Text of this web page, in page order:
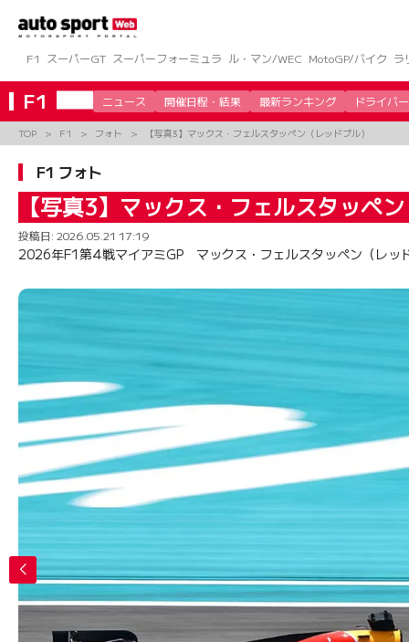
ツ
へ
ス
キ
ッ
F1 スーパーGT スーパーフォーミュラ ル・マン/WEC MotoGP/バイク ラ
F1 ニュース 開催日程・結果 最新ランキング ドライバー
TOP F1 フォト 【写真3】マックス・フェルスタッペン（レッドブル）
F1 フォト
【写真3】マックス・フェルスタッペ
投稿日: 2026.05.21 17:19
2026年F1第4戦マイアミGP マックス・フェルスタッペン（レッ